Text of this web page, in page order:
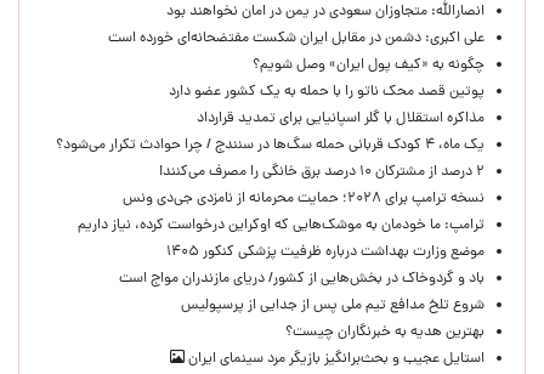
انصارالله: متجاوزان سعودی در یمن در امان نخواهند بود
علی اکبری: دشمن در مقابل ایران شکست مفتضحانه‌ای خورده است
چگونه به «کیف پول ایران» وصل شویم؟
پوتین قصد محک ناتو را با حمله به یک کشور عضو دارد
مذاکره استقلال با گلر اسپانیایی برای تمدید قرارداد
یک ماه، ۴ کودک قربانی حمله سگ‌ها در سنندج / چرا حوادث تکرار می‌شود؟
۲ درصد از مشترکان ۱۰ درصد برق خانگی را مصرف می‌کنند!
نسخه ترامپ برای ۲۰۲۸؛ حمایت محرمانه از نامزدی جی‌دی ونس
ترامپ: ما خودمان به موشک‌هایی که اوکراین درخواست کرده، نیاز داریم
موضع وزارت بهداشت درباره ظرفیت پزشکی کنکور ۱۴۰۵
باد و گردوخاک در بخش‌هایی از کشور/ دریای مازندران مواج است
شروع تلخ مدافع تیم ملی پس از جدایی از پرسپولیس
بهترین هدیه به خبرنگاران چیست؟
استایل عجیب و بحث‌برانگیز بازیگر مرد سینمای ایران